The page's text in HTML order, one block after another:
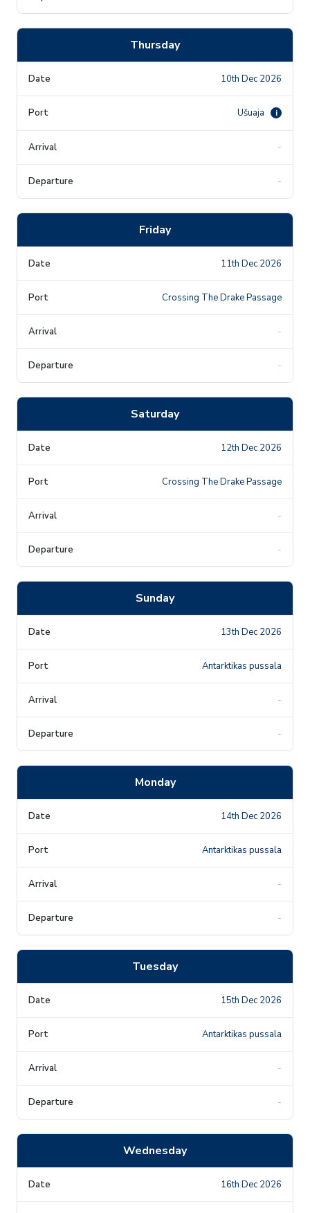
Thursday
10th Dec 2026
Ušuaja i
-
-
Friday
11th Dec 2026
Crossing The Drake Passage
-
-
Saturday
12th Dec 2026
Crossing The Drake Passage
-
-
Sunday
13th Dec 2026
Antarktikas pussala
-
-
Monday
14th Dec 2026
Antarktikas pussala
-
-
Tuesday
15th Dec 2026
Antarktikas pussala
-
-
Wednesday
16th Dec 2026